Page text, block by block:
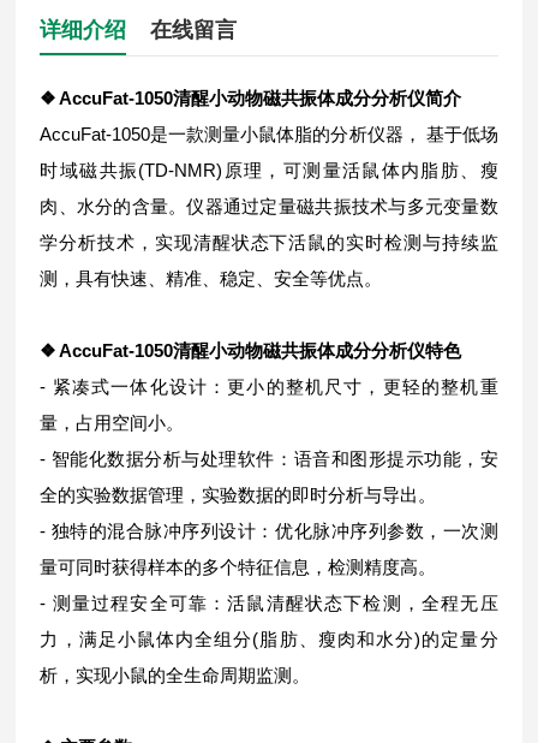
详细介绍 在线留言
❖ AccuFat-1050清醒小动物磁共振体成分分析仪简介
AccuFat-1050是一款测量小鼠体脂的分析仪器， 基于低场
时域磁共振(TD-NMR)原理，可测量活鼠体内脂肪、瘦
肉、水分的含量。仪器通过定量磁共振技术与多元变量数
学分析技术，实现清醒状态下活鼠的实时检测与持续监
测，具有快速、精准、稳定、安全等优点。
❖ AccuFat-1050清醒小动物磁共振体成分分析仪特色
- 紧凑式一体化设计：更小的整机尺寸，更轻的整机重
量，占用空间小。
- 智能化数据分析与处理软件：语音和图形提示功能，安
全的实验数据管理，实验数据的即时分析与导出。
- 独特的混合脉冲序列设计：优化脉冲序列参数，一次测
量可同时获得样本的多个特征信息，检测精度高。
- 测量过程安全可靠：活鼠清醒状态下检测，全程无压
力，满足小鼠体内全组分(脂肪、瘦肉和水分)的定量分
析，实现小鼠的全生命周期监测。